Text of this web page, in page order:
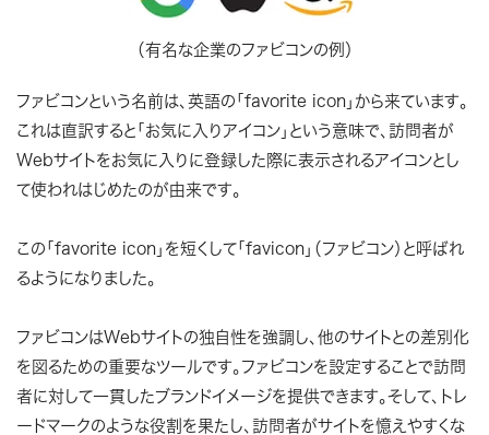
（有名な企業のファビコンの例）
ファビコンという名前は、英語の「favorite icon」から来ています。
これは直訳すると「お気に入りアイコン」という意味で、訪問者が
Webサイトをお気に入りに登録した際に表示されるアイコンとし
て使われはじめたのが由来です。
この「favorite icon」を短くして「favicon」（ファビコン）と呼ばれ
るようになりました。
ファビコンはWebサイトの独自性を強調し、他のサイトとの差別化
を図るための重要なツールです。ファビコンを設定することで訪問
者に対して一貫したブランドイメージを提供できます。そして、トレ
ードマークのような役割を果たし、訪問者がサイトを憶えやすくな